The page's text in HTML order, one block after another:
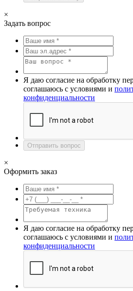
×
Задать вопрос
Я даю согласие на обработку
соглашаюсь с условиями и
конфиденциальности
Отправить вопрос
×
Оформить заказ
Я даю согласие на обработку
соглашаюсь с условиями и
конфиденциальности